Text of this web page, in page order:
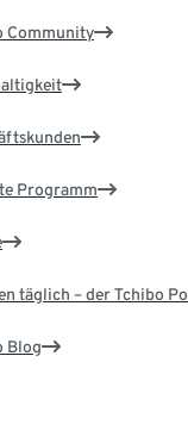
Community
Programm
täglich – der Tchibo
Blog